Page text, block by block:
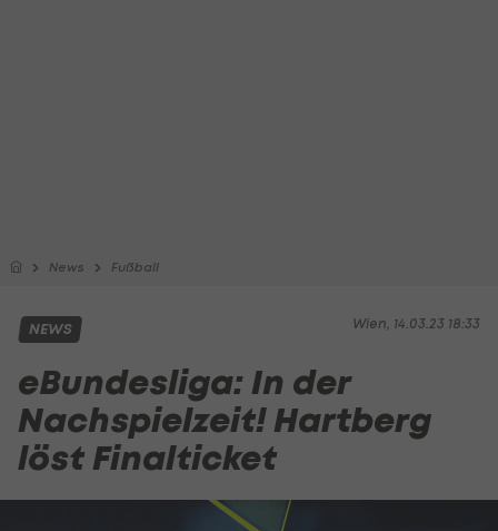
News Fußball
Wien, 14.03.23 18:33
NEWS
eBundesliga: In der
Nachspielzeit! Hartberg
löst Finalticket